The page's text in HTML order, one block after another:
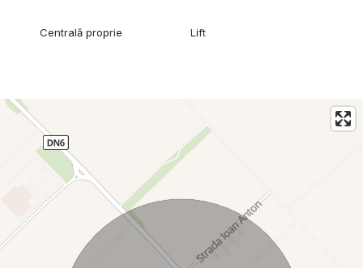
Centrală proprie Lift